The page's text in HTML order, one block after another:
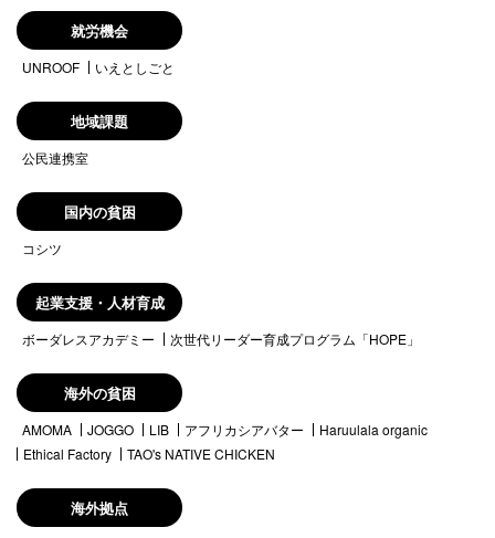
就労機会
UNROOF いえとしごと
地域課題
公民連携室
国内の貧困
コシツ
起業支援・人材育成
ボーダレスアカデミー 次世代リーダー育成プログラム「HOPE」
海外の貧困
AMOMA JOGGO LIB アフリカシアバター
Haruulala organic
Ethical Factory
TAO's NATIVE CHICKEN
海外拠点